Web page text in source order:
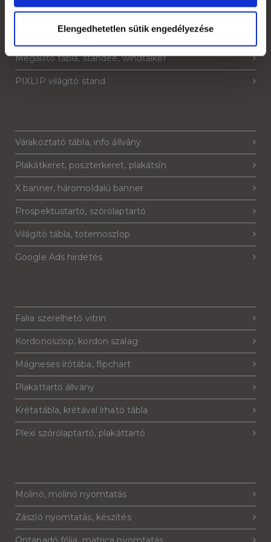
Elengedhetetlen sütik engedélyezése
Strandzászló, beach flag, zászlófüzér
Sajtófal, pop-up fal, háttérfal
Megállító tábla, standee, windtalker
PIXLIP világító stand
Várakoztató tábla, info állvány
Plakátkeret, poszterkeret, plakátsín
X banner, háromoldalú banner
Prospektustartó, szórólaptartó
Világító tábla, totemoszlop
Google Ads hirdetés
Falra szerelhető vitrin
Kordonoszlop, kordon szalag
Mágneses írótába, flipchart
Plakáttartó állvány
Krétatábla, krétával írható tábla
Plexi szórólaptartó, plakáttartó
Molinó, molinó nyomtatás
Zászló nyomtatás, készítés